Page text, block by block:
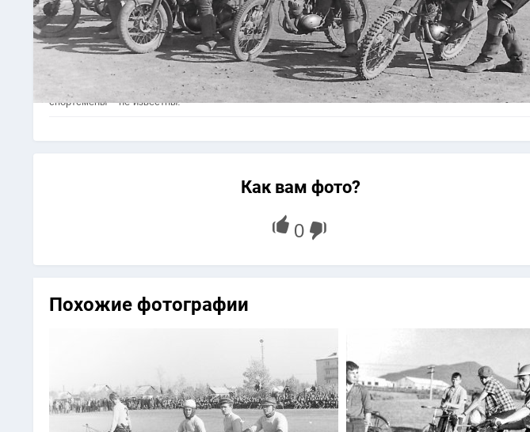
Перед игрой. Мотоциклом №2 управляет Наприенко Е. Мотоциклом №3 управляет Пушня В. Другие
спортсмены – не известны.
Как вам фото?
Похожие фотографии